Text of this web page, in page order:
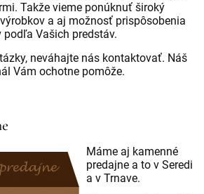
Takže vieme ponúknuť široký
a aj možnosť prispôsobenia
podľa Vašich predstáv.
neváhajte nás kontaktovať. Náš
Vám ochotne pomôže.
Máme aj kamenné
predajne a to v Seredi
a v Trnave.